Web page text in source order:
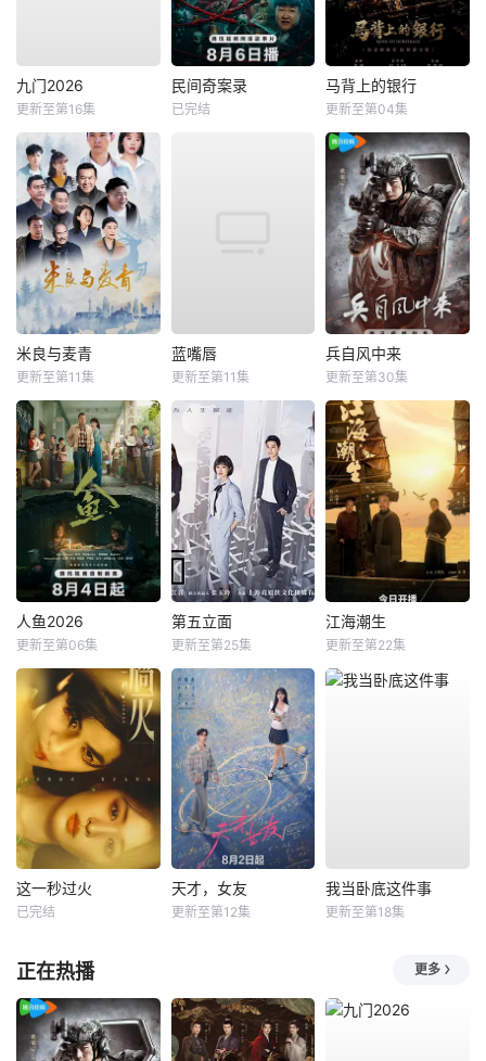
九门2026
更新至第16集
民间奇案录
已完结
马背上的银行
更新至第04集
米良与麦青
更新至第11集
蓝嘴唇
更新至第11集
兵自风中来
更新至第30集
人鱼2026
更新至第06集
第五立面
更新至第25集
江海潮生
更新至第22集
这一秒过火
已完结
天才，女友
更新至第12集
我当卧底这件事
更新至第18集
正在热播 更多